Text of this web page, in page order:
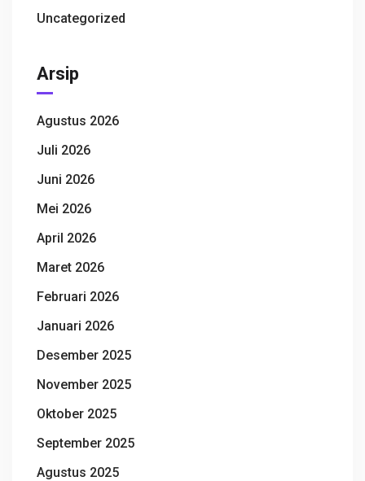
Uncategorized
Arsip
Agustus 2026
Juli 2026
Juni 2026
Mei 2026
April 2026
Maret 2026
Februari 2026
Januari 2026
Desember 2025
November 2025
Oktober 2025
September 2025
Agustus 2025